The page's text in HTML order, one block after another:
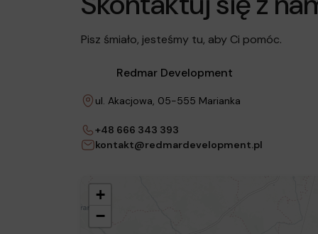
Pisz śmiało, jesteśmy tu, aby Ci pomóc.
Redmar Development
ul. Akacjowa, 05-555 Marianka
+48 666 343 393
kontakt@redmardevelopment.pl
+
−